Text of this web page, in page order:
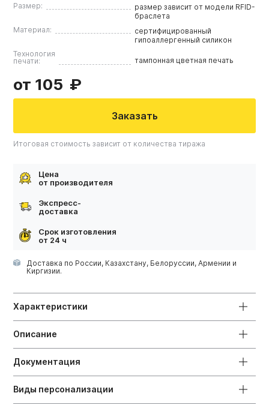
Размер:
размер зависит от модели RFID-
браслета
Материал:
сертифицированный
гипоаллергенный силикон
Технология
печати:
тампонная цветная печать
от 105
Заказать
Итоговая стоимость зависит от количества тиража
Цена
от производителя
Экспресс-
доставка
Срок изготовления
от 24 ч
Доставка по России, Казахстану, Белоруссии, Армении и
Киргизии.
Характеристики
Описание
Документация
Виды персонализации